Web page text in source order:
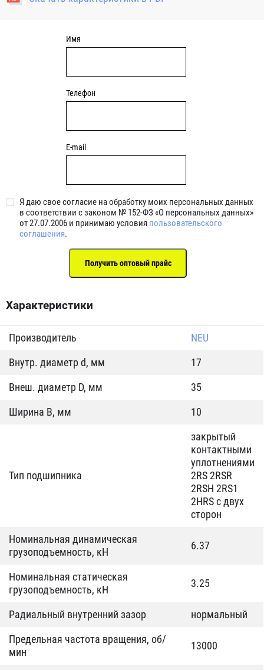
Имя
Телефон
E-mail
Я даю свое согласие на обработку моих персональных данных
в соответствии с законом № 152-ФЗ «О персональных данных»
от 27.07.2006 и принимаю условия пользовательского
соглашения.
Характеристики
Производитель
NEU
Внутр. диаметр d, мм
17
Внеш. диаметр D, мм
35
Ширина B, мм
10
Тип подшипника
закрытый
контактными
уплотнениями
2RS 2RSR
2RSH 2RS1
2HRS с двух
сторон
Номинальная динамическая
грузоподъемность, кН
6.37
Номинальная статическая
грузоподъемность, кН
3.25
Радиальный внутренний зазор
нормальный
Предельная частота вращения, об/
мин
13000